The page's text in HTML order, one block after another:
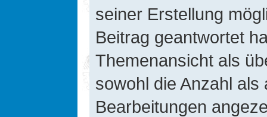
seiner Erstellung
Beitrag geantwortet
Themenansicht als
sowohl die Anzahl
Bearbeitungen